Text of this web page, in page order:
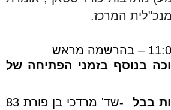
המרכז.
בנוסף בזמני הפתיחה של
בבל -
שד' מרדכי בן פורת 83